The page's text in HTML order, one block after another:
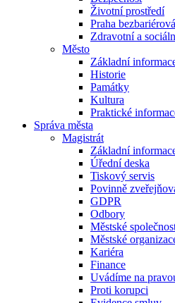
Životní prostředí
Praha bezbariérová
Zdravotní a
Město
Základní
Historie
Památky
Kultura
Praktické
Správa města
Magistrát
Základní
Úřední deska
Tiskový servis
Povinně
GDPR
Odbory
Městské
Městské
Kariéra
Finance
Uvádíme na
Proti korupci